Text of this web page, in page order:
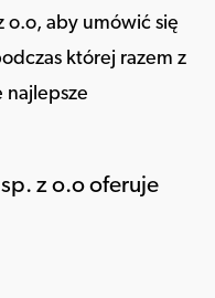
o.o, aby umówić się
której razem z
najlepsze
sp. z o.o oferuje